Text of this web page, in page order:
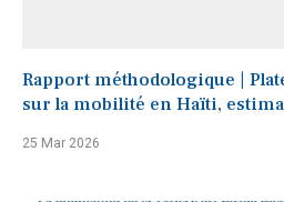
Rapport méthodologique |
sur la mobilité en Haïti,
25 Mar 2026